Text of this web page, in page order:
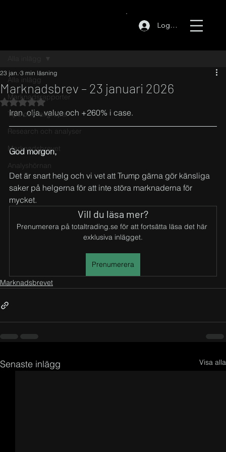
Logga in
Alla inlägg
Marknadsrapporter
Tips och fallgropar
Research och analyser
Marknadsbrevet
Analyshörnan
Marknadsbrev – 23 januari 2026
23 jan. 3 min läsning
Betygsatt till NaN av 5 stjärnor.
Iran, olja, value och +260% i case.
God morgon,
Det är snart helg och vi vet att Trump gärna gör känsliga
saker på helgerna för att inte störa marknaderna för
mycket.
Vill du läsa mer?
Prenumerera på totaltrading.se för att fortsätta läsa det här
exklusiva inlägget.
Prenumerera
Marknadsbrevet
Senaste inlägg Visa alla